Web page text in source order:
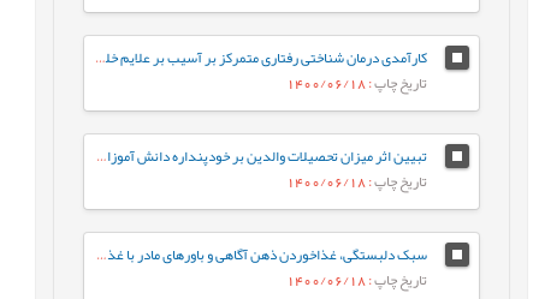
کارآمدی درمان شناختی رفتاری متمرکز بر آسيب بر علايم خلقی و جسمی کودکان دارای سابقۀ آسيب بين فردی
تاریخ چاپ: 1400/06/18
تبيين اثر ميزان تحصيلات والدين بر خودپنداره دانش آموزان مقطع متوسطه براساس نقش ميانجي گر کيفيت رابطه والد-فرزند
تاریخ چاپ: 1400/06/18
سبک دلبستگی، غذاخوردن ذهن آگاهی و باورهای مادر با غذا خوردن هيجانی کودک: نقش واسطه ای تنظيم هيجان کودک
تاریخ چاپ: 1400/06/18